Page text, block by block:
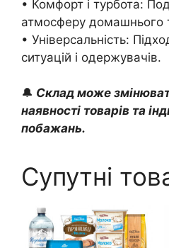
• Комфорт і турбота:
атмосферу домашнього
• Універсальність:
ситуацій і одержувачів.
🔔 Склад може
наявності товарів та
побажань.
Супутні